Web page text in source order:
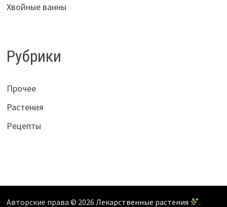
Хвойные ванны
Рубрики
Прочее
Растения
Рецепты
Авторские права © 2026 Лекарственные растения .